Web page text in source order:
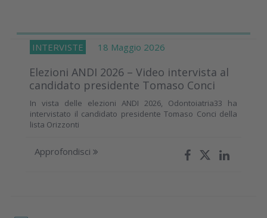
INTERVISTE 18 Maggio 2026
Elezioni ANDI 2026 – Video intervista al
candidato presidente Tomaso Conci
In vista delle elezioni ANDI 2026, Odontoiatria33 ha
intervistato il candidato presidente Tomaso Conci della
lista Orizzonti
Approfondisci